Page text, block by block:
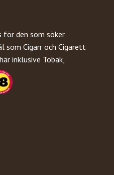
för den som söker
som Cigarr och Cigarett
inklusive Tobak,